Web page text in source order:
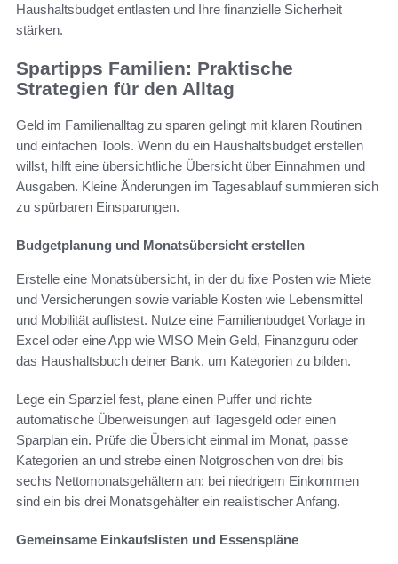
Haushaltsbudget entlasten und Ihre finanzielle Sicherheit
stärken.
Spartipps Familien: Praktische
Strategien für den Alltag
Geld im Familienalltag zu sparen gelingt mit klaren Routinen
und einfachen Tools. Wenn du ein Haushaltsbudget erstellen
willst, hilft eine übersichtliche Übersicht über Einnahmen und
Ausgaben. Kleine Änderungen im Tagesablauf summieren sich
zu spürbaren Einsparungen.
Budgetplanung und Monatsübersicht erstellen
Erstelle eine Monatsübersicht, in der du fixe Posten wie Miete
und Versicherungen sowie variable Kosten wie Lebensmittel
und Mobilität auflistest. Nutze eine Familienbudget Vorlage in
Excel oder eine App wie WISO Mein Geld, Finanzguru oder
das Haushaltsbuch deiner Bank, um Kategorien zu bilden.
Lege ein Sparziel fest, plane einen Puffer und richte
automatische Überweisungen auf Tagesgeld oder einen
Sparplan ein. Prüfe die Übersicht einmal im Monat, passe
Kategorien an und strebe einen Notgroschen von drei bis
sechs Nettomonatsgehältern an; bei niedrigem Einkommen
sind ein bis drei Monatsgehälter ein realistischer Anfang.
Gemeinsame Einkaufslisten und Essenspläne